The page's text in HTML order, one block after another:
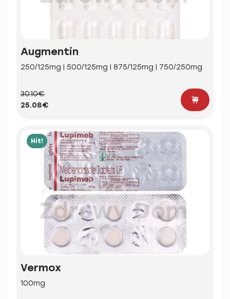
Augmentin
250/125mg | 500/125mg | 875/125mg | 750/250mg
30.10€
25.08€
Hit!
Vermox
100mg